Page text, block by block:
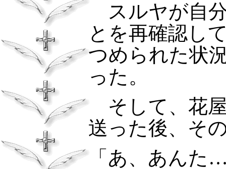
スルヤが自
とを再確認し
つめられた状
った。
そして、花
送った後、そ
「あ、あんた